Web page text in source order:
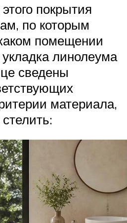
покрытия
по которым
помещении
линолеума
сведены
материала,